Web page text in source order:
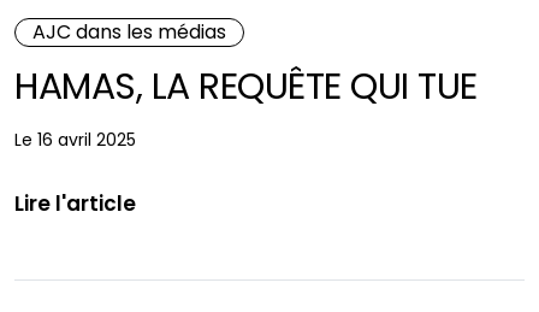
AJC dans les médias
HAMAS, LA REQUÊTE QUI TUE
Le 16 avril 2025
Lire l'article